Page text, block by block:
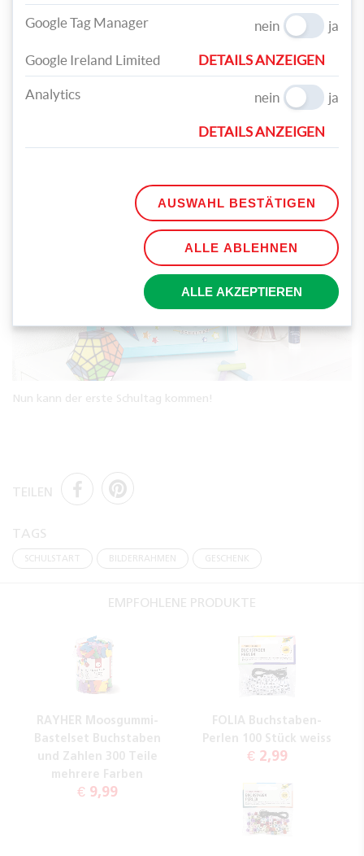
Zuletzt kleben Sie nun alle Dekorationen sowie ein paar bunte
Nun kann der erste Schultag kommen!
TEILEN
TAGS
SCHULSTART BILDERRAHMEN GESCHENK
EMPFOHLENE PRODUKTE
RAYHER Moosgummi-
Bastelset Buchstaben
und Zahlen 300 Teile
mehrere Farben
€ 9,99
FOLIA Buchstaben-
Perlen 100 Stück weiss
€ 2,99
Google Tag Manager nein ja
Google Ireland Limited DETAILS ANZEIGEN
Analytics nein ja
DETAILS ANZEIGEN
AUSWAHL BESTÄTIGEN
ALLE ABLEHNEN
ALLE AKZEPTIEREN